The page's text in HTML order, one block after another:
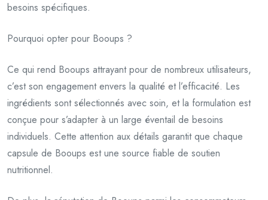
besoins spécifiques.
Pourquoi opter pour Booups ?
Ce qui rend Booups attrayant pour de nombreux utilisateurs,
c’est son engagement envers la qualité et l’efficacité. Les
ingrédients sont sélectionnés avec soin, et la formulation est
conçue pour s’adapter à un large éventail de besoins
individuels. Cette attention aux détails garantit que chaque
capsule de Booups est une source fiable de soutien
nutritionnel.